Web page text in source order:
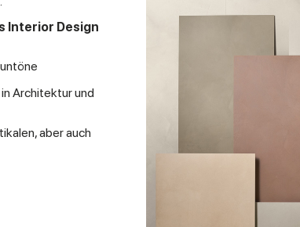
Interior Design
Architektur und
aber auch